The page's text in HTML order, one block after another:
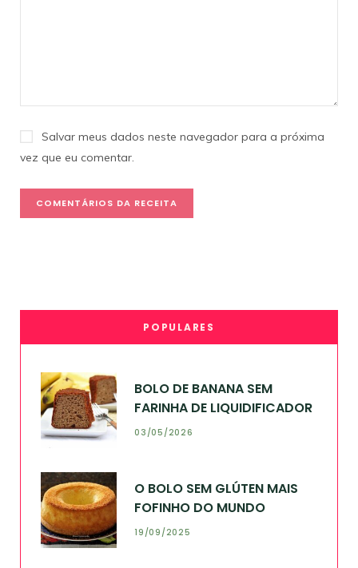
Salvar meus dados neste navegador para a próxima
vez que eu comentar.
POPULARES
BOLO DE BANANA SEM
FARINHA DE LIQUIDIFICADOR
03/05/2026
O BOLO SEM GLÚTEN MAIS
FOFINHO DO MUNDO
19/09/2025